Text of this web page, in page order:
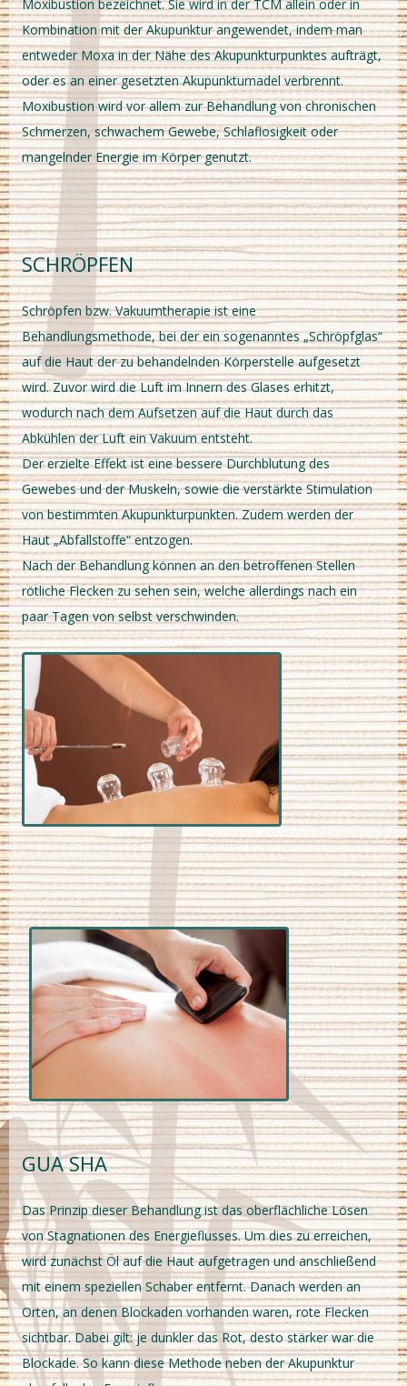
Moxibustion bezeichnet. Sie wird in der TCM allein oder in
Kombination mit der Akupunktur angewendet, indem man
entweder Moxa in der Nähe des Akupunkturpunktes aufträgt,
oder es an einer gesetzten Akupunkturnadel verbrennt.
Moxibustion wird vor allem zur Behandlung von chronischen
Schmerzen, schwachem Gewebe, Schlaflosigkeit oder
mangelnder Energie im Körper genutzt.
SCHRÖPFEN
Schröpfen bzw. Vakuumtherapie ist eine
Behandlungsmethode, bei der ein sogenanntes „Schröpfglas“
auf die Haut der zu behandelnden Körperstelle aufgesetzt
wird. Zuvor wird die Luft im Innern des Glases erhitzt,
wodurch nach dem Aufsetzen auf die Haut durch das
Abkühlen der Luft ein Vakuum entsteht.
Der erzielte Effekt ist eine bessere Durchblutung des
Gewebes und der Muskeln, sowie die verstärkte Stimulation
von bestimmten Akupunkturpunkten. Zudem werden der
Haut „Abfallstoffe“ entzogen.
Nach der Behandlung können an den betroffenen Stellen
rötliche Flecken zu sehen sein, welche allerdings nach ein
paar Tagen von selbst verschwinden.
GUA SHA
Das Prinzip dieser Behandlung ist das oberflächliche Lösen
von Stagnationen des Energieflusses. Um dies zu erreichen,
wird zunächst Öl auf die Haut aufgetragen und anschließend
mit einem speziellen Schaber entfernt. Danach werden an
Orten, an denen Blockaden vorhanden waren, rote Flecken
sichtbar. Dabei gilt: je dunkler das Rot, desto stärker war die
Blockade. So kann diese Methode neben der Akupunktur